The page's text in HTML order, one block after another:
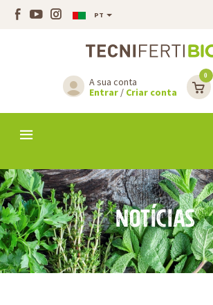
PT
A sua conta
Entrar/ Criar conta
0
NOTÍCIAS